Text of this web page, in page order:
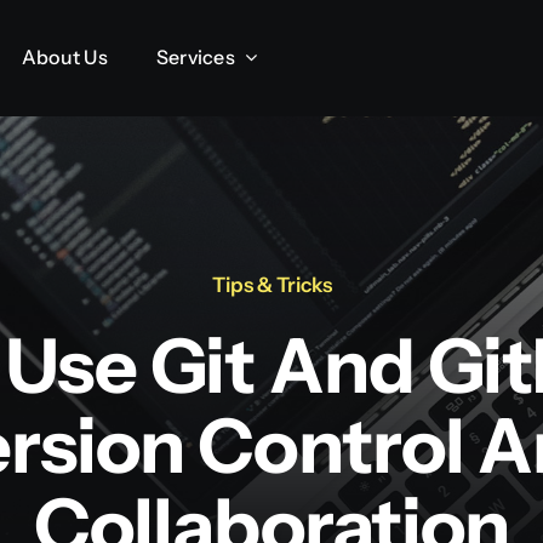
About Us Services
About Us Services
Tips & Tricks
Git And
Control